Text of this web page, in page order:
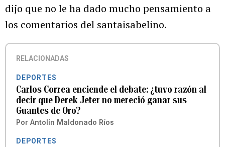
dijo que no le ha dado mucho pensamiento a
los comentarios del santaisabelino.
RELACIONADAS
DEPORTES
Carlos Correa enciende el debate: ¿tuvo razón al
decir que Derek Jeter no mereció ganar sus
Guantes de Oro?
Por Antolín Maldonado Ríos
DEPORTES